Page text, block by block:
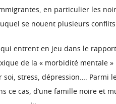
en particulier les
se nouent plusieurs
entrent en jeu dans le
de la « morbidité mentale
stress, dépression…. Parmi
ce cas, d’une famille noire et